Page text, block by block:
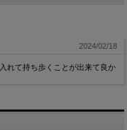
2024/02/18
れて持ち歩くことが出来て良か